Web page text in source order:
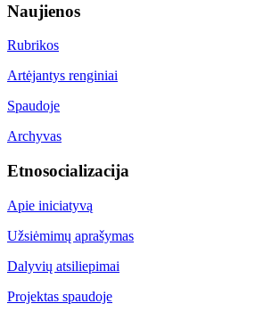
Naujienos
Rubrikos
Artėjantys renginiai
Spaudoje
Archyvas
Etnosocializacija
Apie iniciatyvą
Užsiėmimų aprašymas
Dalyvių atsiliepimai
Projektas spaudoje